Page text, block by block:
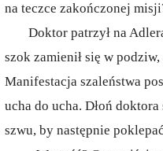
na teczce zakończonej
Doktor patrzył na
szok zamienił się w
Manifestacja szaleństwa
ucha do ucha. Dłoń
szwu, by następnie